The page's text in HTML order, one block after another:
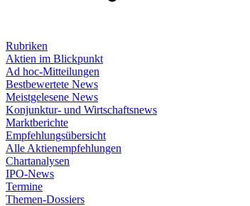
Rubriken
Aktien im Blickpunkt
Ad hoc-Mitteilungen
Bestbewertete News
Meistgelesene News
Konjunktur- und Wirtschaftsnews
Marktberichte
Empfehlungsübersicht
Alle Aktienempfehlungen
Chartanalysen
IPO-News
Termine
Themen-Dossiers